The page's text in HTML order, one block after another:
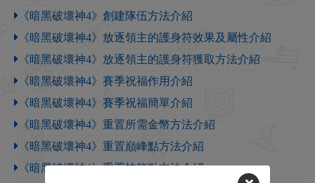
《暗黑破壞神4》創建隊伍方法介紹
《暗黑破壞神4》放逐領主的護身符效果及屬性介紹
《暗黑破壞神4》放逐領主的護身符獲取方法介紹
《暗黑破壞神4》賽季祝福作用介紹
《暗黑破壞神4》賽季祝福簡單介紹
《暗黑破壞神4》重置所需金幣方法介紹
《暗黑破壞神4》重置巔峰點方法介紹
《暗黑破壞神4》重置技能點方法介紹